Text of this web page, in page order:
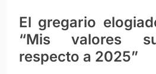
El gregario
“Mis valores
respecto a 2025”